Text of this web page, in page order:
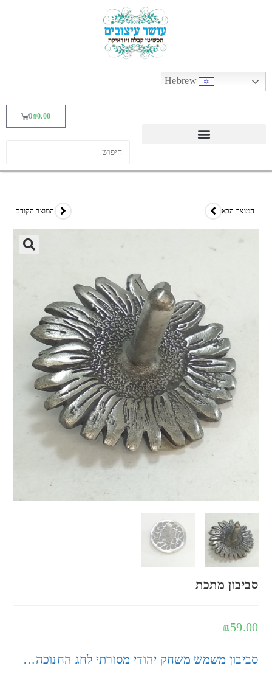
Hebrew
₪0.00
0
המוצר הקודם המוצר הבא
סביבון מתכת
₪59.00
סביבון משמש משחק יהודי מסורתי לחג החנוכה…